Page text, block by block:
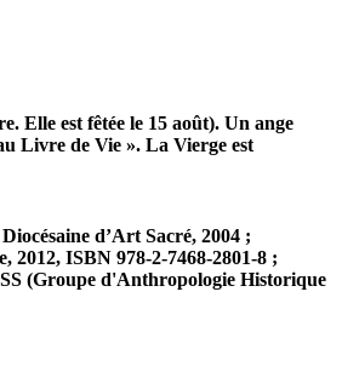
Elle est fêtée le 15 août). Un ange
Livre de Vie ». La Vierge est
d’Art Sacré, 2004 ;
ISBN 978-2-7468-2801-8 ;
(Groupe d'Anthropologie Historique